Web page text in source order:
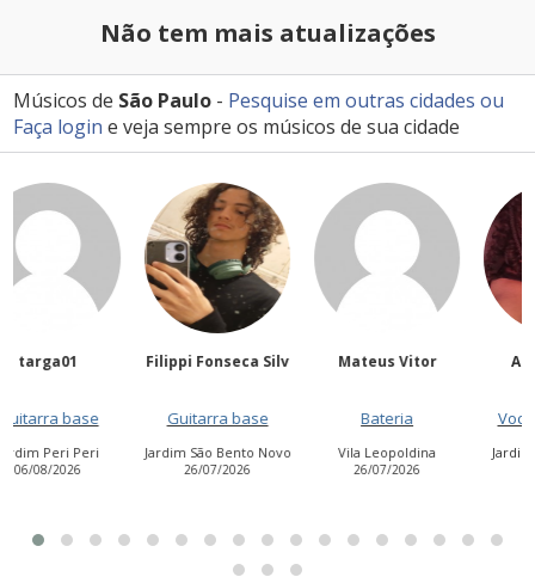
Não tem mais atualizações
Músicos de São Paulo - Pesquise em outras cidades ou
Faça login e veja sempre os músicos de sua cidade
Filippi Fonseca Silv
Guitarra base
Jardim São Bento Novo
26/07/2026
Mateus Vitor
Bateria
Vila Leopoldina
26/07/2026
Anailuj Avlis
Vocalista - Baixo
Jardim Aurora (Zona
Leste)